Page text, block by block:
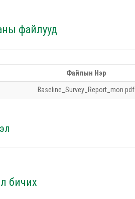
файлууд
Файлын Нэр
Baseline_Survey_Report_mon.pdf
бичих